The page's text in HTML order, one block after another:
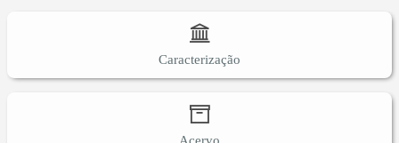
Caracterização